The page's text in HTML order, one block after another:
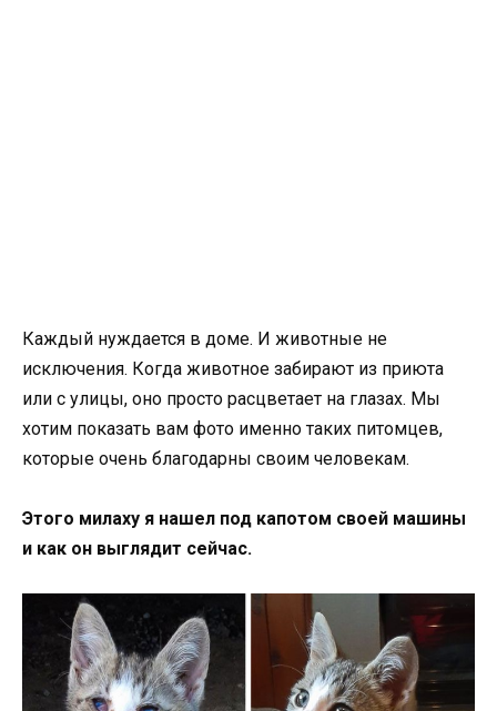
Каждый нуждается в доме. И животные не
исключения. Когда животное забирают из приюта
или с улицы, оно просто расцветает на глазах. Мы
хотим показать вам фото именно таких питомцев,
которые очень благодарны своим человекам.
Этого милаху я нашел под капотом своей машины
и как он выглядит сейчас.